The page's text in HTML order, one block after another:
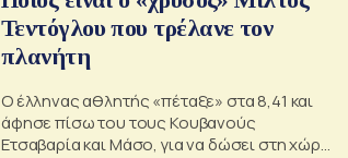
Τεντόγλου που τρέλανε τον
πλανήτη
Ο έλληνας αθλητής «πέταξε» στα 8,41 και
άφησε πίσω του τους Κουβανούς
Ετσαβαρία και Μάσο, για να δώσει στη χώρα